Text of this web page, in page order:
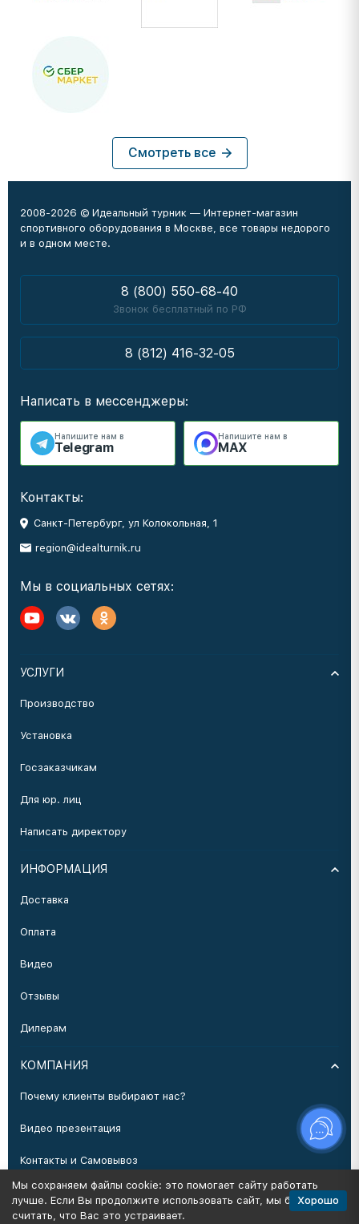
Смотреть все
2008-2026 © Идеальный турник — Интернет-магазин
спортивного оборудования в Москве, все товары недорого
и в одном месте.
8 (800) 550-68-40
Звонок бесплатный по РФ
8 (812) 416-32-05
Написать в мессенджеры:
Напишите нам в
Telegram
Напишите нам в
MAX
Контакты:
Санкт-Петербург, ул Колокольная, 1
region@idealturnik.ru
Мы в социальных сетях:
УСЛУГИ
Производство
Установка
Госзаказчикам
Для юр. лиц
Написать директору
ИНФОРМАЦИЯ
Доставка
Оплата
Видео
Отзывы
Дилерам
КОМПАНИЯ
Почему клиенты выбирают нас?
Видео презентация
Контакты и Самовывоз
Производство
Мы сохраняем файлы cookie: это помогает сайту работать
лучше. Если Вы продолжите использовать сайт, мы будем
считать, что Вас это устраивает.
Хорошо